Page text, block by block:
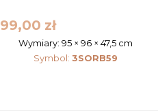
zł
Wymiary: 95 × 96 × 47,5 cm
Symbol: 3SORB59